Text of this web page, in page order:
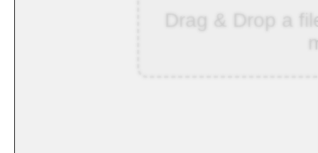
Drag & Drop a